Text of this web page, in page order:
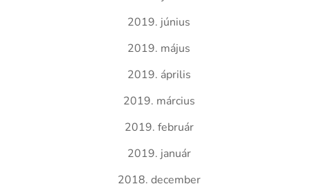
2019. június
2019. május
2019. április
2019. március
2019. február
2019. január
2018. december